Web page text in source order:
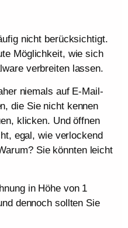
nicht berücksichtigt.
Möglichkeit, wie sich
verbreiten lassen.
niemals auf E-Mail-
die Sie nicht kennen
klicken. Und öffnen
egal, wie verlockend
Sie könnten leicht
in Höhe von 1
dennoch sollten Sie